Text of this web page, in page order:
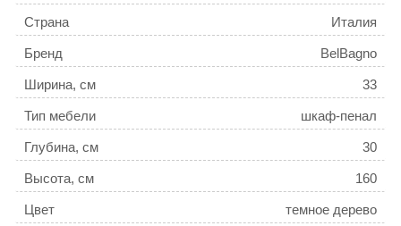
Страна Италия
Бренд BelBagno
Ширина, см 33
Тип мебели шкаф-пенал
Глубина, см 30
Высота, см 160
Цвет темное дерево